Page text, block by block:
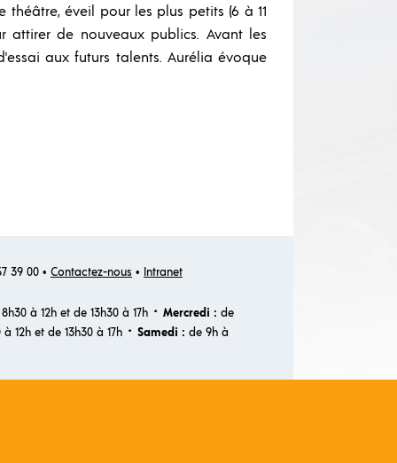
théâtre, éveil pour les plus petits (6 à 11
attirer de nouveaux publics. Avant les
aux futurs talents. Aurélia évoque
39 00 • Contactez-nous • Intranet
à 12h et de 13h30 à 17h · Mercredi : de
12h et de 13h30 à 17h · Samedi : de 9h à
RECRUTE